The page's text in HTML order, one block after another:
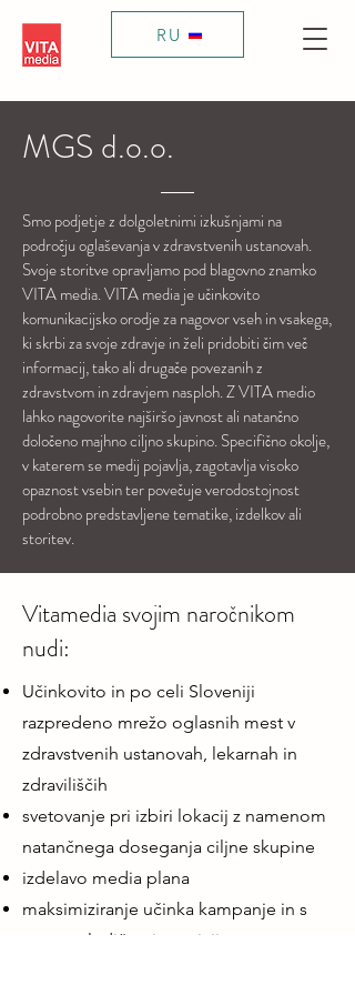
RU
MGS d.o.o.
Smo podjetje z dolgoletnimi izkušnjami na
področju oglaševanja v zdravstvenih ustanovah.
Svoje storitve opravljamo pod blagovno znamko
VITA media. VITA media je učinkovito
komunikacijsko orodje za nagovor vseh in vsakega,
ki skrbi za svoje zdravje in želi pridobiti čim več
informacij, tako ali drugače povezanih z
zdravstvom in zdravjem nasploh. Z VITA medio
lahko nagovorite najširšo javnost ali natančno
določeno majhno ciljno skupino. Specifično okolje,
v katerem se medij pojavlja, zagotavlja visoko
opaznost vsebin ter povečuje verodostojnost
podrobno predstavljene tematike, izdelkov ali
storitev.
Vitamedia svojim naročnikom
nudi:
Učinkovito in po celi Sloveniji
razpredeno mrežo oglasnih mest v
zdravstvenih ustanovah, lekarnah in
zdraviliščih
svetovanje pri izbiri lokacij z namenom
natančnega doseganja ciljne skupine
izdelavo media plana
maksimiziranje učinka kampanje in s
tem posledično investicije